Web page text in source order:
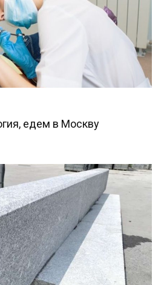
едем в Москву